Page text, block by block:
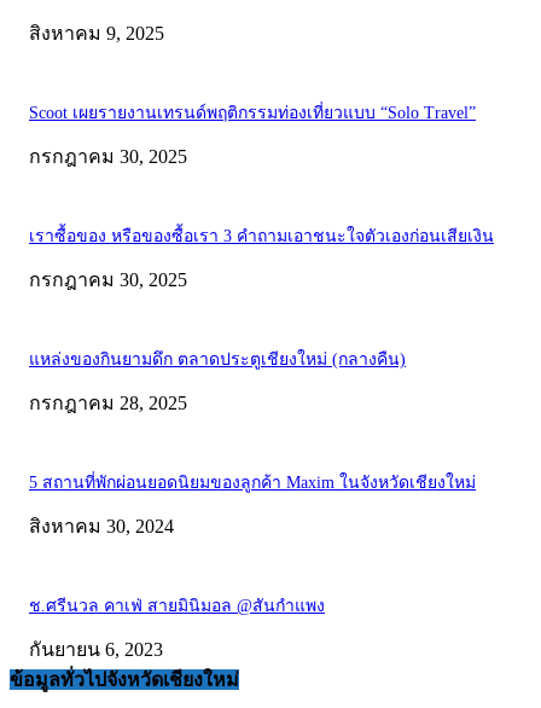
สิงหาคม 9, 2025
Scoot เผยรายงานเทรนด์พฤติกรรมท่องเที่ยวแบบ “Solo Travel”
กรกฎาคม 30, 2025
เราซื้อของ หรือของซื้อเรา 3 คำถามเอาชนะใจตัวเองก่อนเสียเงิน
กรกฎาคม 30, 2025
แหล่งของกินยามดึก ตลาดประตูเชียงใหม่ (กลางคืน)
กรกฎาคม 28, 2025
5 สถานที่พักผ่อนยอดนิยมของลูกค้า Maxim ในจังหวัดเชียงใหม่
สิงหาคม 30, 2024
ช.ศรีนวล คาเฟ่ สายมินิมอล @สันกำแพง
กันยายน 6, 2023
ข้อมูลทั่วไปจังหวัดเชียงใหม่